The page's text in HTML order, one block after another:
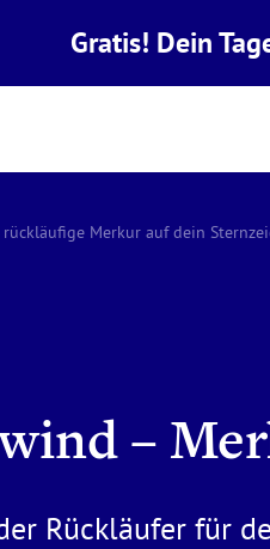
Gratis! Dein
Merkur auf dein
–
Rückläufer für